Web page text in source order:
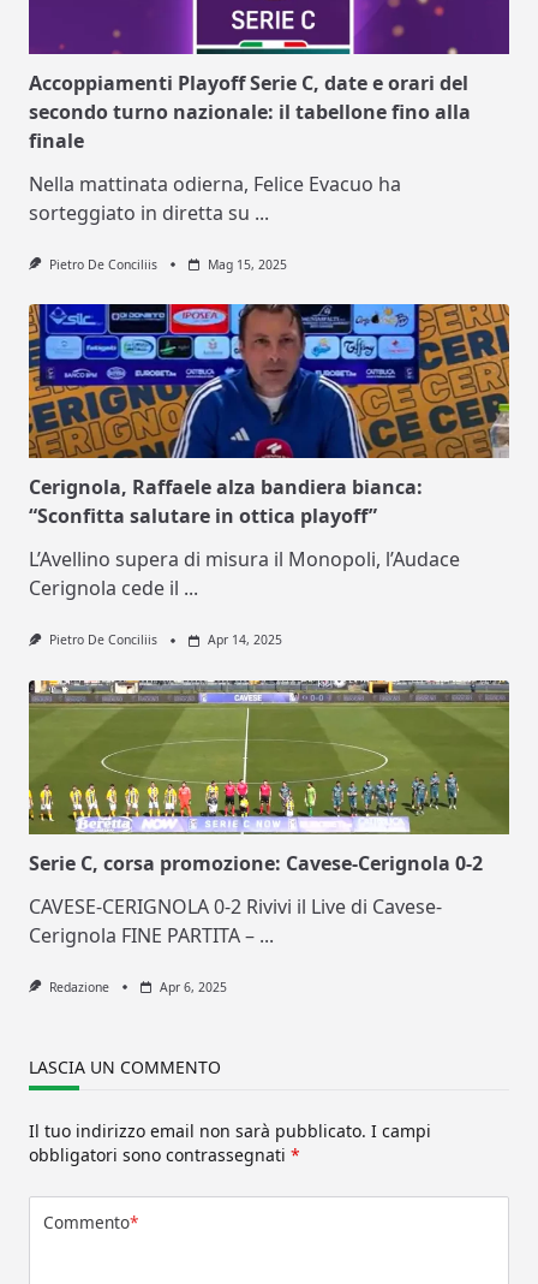
Accoppiamenti Playoff Serie C, date e orari del
secondo turno nazionale: il tabellone fino alla
finale
Nella mattinata odierna, Felice Evacuo ha
sorteggiato in diretta su ...
Pietro De Conciliis Mag 15, 2025
Cerignola, Raffaele alza bandiera bianca:
“Sconfitta salutare in ottica playoff”
L’Avellino supera di misura il Monopoli, l’Audace
Cerignola cede il ...
Pietro De Conciliis Apr 14, 2025
Serie C, corsa promozione: Cavese-Cerignola 0-2
CAVESE-CERIGNOLA 0-2 Rivivi il Live di Cavese-
Cerignola FINE PARTITA – ...
Redazione Apr 6, 2025
LASCIA UN COMMENTO
Il tuo indirizzo email non sarà pubblicato. I campi
obbligatori sono contrassegnati *
Commento*